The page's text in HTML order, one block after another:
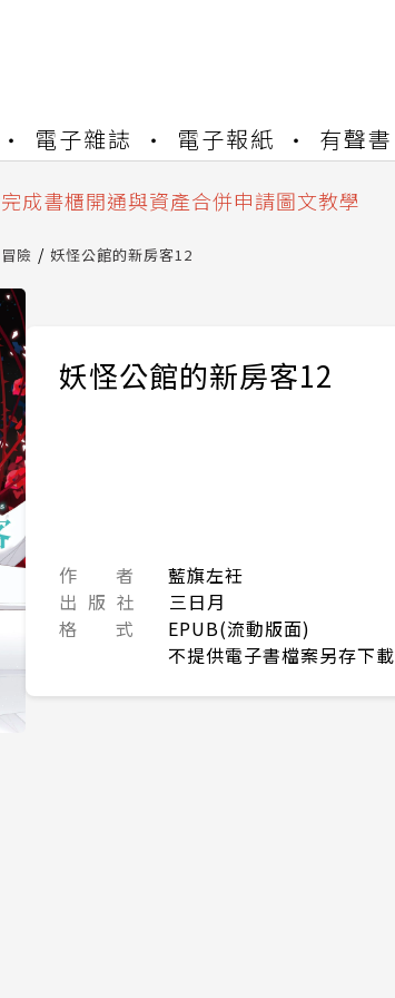
電子雜誌 電子報紙 有聲書
資產合併與書櫃開通申請
成書櫃開通與資產合併申請圖文教學
資產合併與書櫃開通申請
險 妖怪公館的新房客12
妖怪公館的新房客12
作 者
藍旗左衽
出 版 社
三日月
格 式
EPUB(流動版面)
不提供電子書檔案另存下載